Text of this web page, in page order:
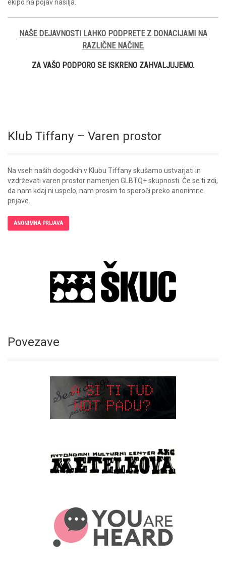
ekipo na pojav nasilja.
NAŠE DEJAVNOSTI LAHKO PODPRETE Z DONACIJAMI NA
RAZLIČNE NAČINE.
ZA VAŠO PODPORO SE ISKRENO ZAHVALJUJEMO.
Klub Tiffany – Varen prostor
Na vseh naših dogodkih v Klubu Tiffany skušamo ustvarjati in
vzdrževati varen prostor namenjen GLBTQ+ skupnosti. Če se ti zdi,
da nam kdaj ni uspelo, nam prosim to sporoči preko anonimne
prijave.
ANONIMNA PRIJAVA
Povezave